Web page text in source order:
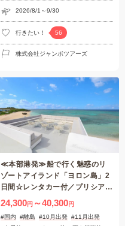
2026/8/1～9/30
行きたい！ 56
株式会社ジャンボツアーズ
≪本部港発≫船で行く魅惑のリ
ゾートアイランド「ヨロン島」2
日間☆レンタカー付／プリシアリ
ゾートヨロン～コバルトブルーの
海に浮かぶ１個の真珠～【鹿児
島・与論島】
24,300円～40,300円
#国内
#離島 #10月出発 #11月出発